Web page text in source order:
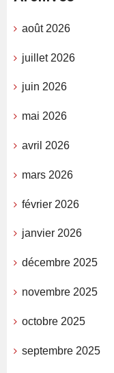
août 2026
juillet 2026
juin 2026
mai 2026
avril 2026
mars 2026
février 2026
janvier 2026
décembre 2025
novembre 2025
octobre 2025
septembre 2025